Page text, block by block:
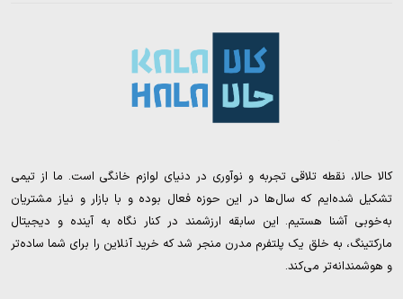
کالا حالا، نقطه تلاقی تجربه و نوآوری در دنیای لوازم خانگی است. ما از تیمی
تشکیل شده‌ایم که سال‌ها در این حوزه فعال بوده و با بازار و نیاز مشتریان
به‌خوبی آشنا هستیم. این سابقه ارزشمند در کنار نگاه به آینده و دیجیتال
مارکتینگ، به خلق یک پلتفرم مدرن منجر شد که خرید آنلاین را برای شما ساده‌تر
و هوشمندانه‌تر می‌کند.